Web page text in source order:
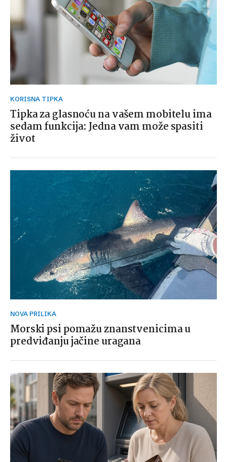
KORISNA TIPKA
Tipka za glasnoću na vašem mobitelu ima
sedam funkcija: Jedna vam može spasiti
život
NOVA PRILIKA
Morski psi pomažu znanstvenicima u
predviđanju jačine uragana